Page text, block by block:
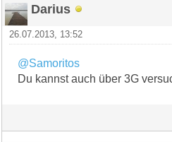
Darius
26.07.2013, 13:52
@Samoritos
Du kannst auch über 3G